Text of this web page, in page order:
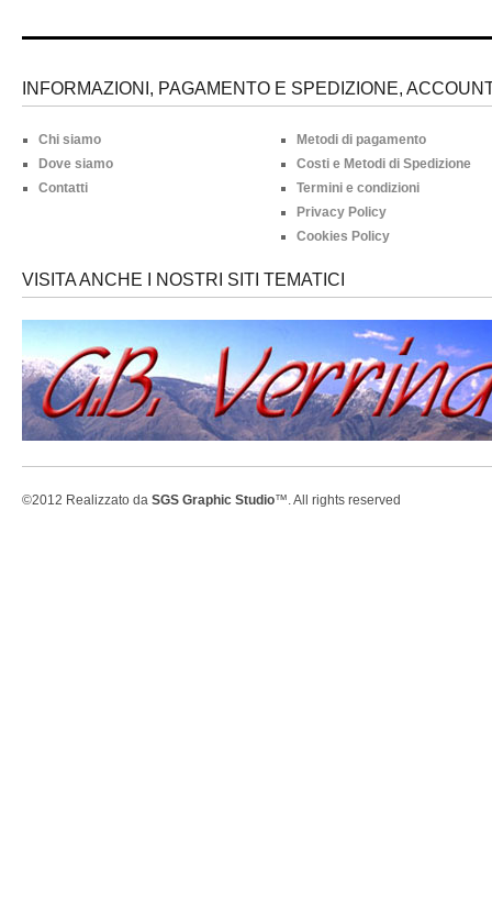
INFORMAZIONI, PAGAMENTO E SPEDIZIONE,
Chi siamo
Dove siamo
Contatti
Metodi di pagamento
Costi e Metodi di Spedizione
Termini e condizioni
Privacy Policy
Cookies Policy
VISITA ANCHE I NOSTRI SITI TEMATICI
©2012 Realizzato da SGS Graphic Studio™. All rights reserved